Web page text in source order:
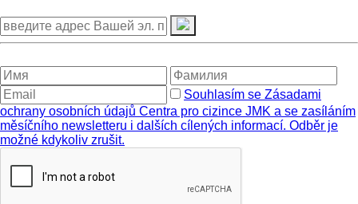
Souhlasím se Zásadami
ochrany osobních údajů Centra pro cizince JMK a se zasíláním
měsíčního newsletteru i dalších cílených informací. Odběr je
možné kdykoliv zrušit.